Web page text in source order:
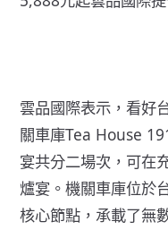
雲品國際表示，看好
關車庫Tea House
宴共分二場次，可在
爐宴。機關車庫位於
核心節點，承載了無